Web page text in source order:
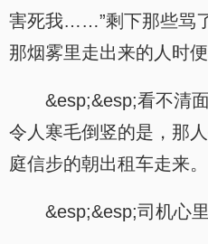
害死我……”剩下那些骂
那烟雾里走出来的人时便
&esp;&esp;看不清
令人寒毛倒竖的是，那
庭信步的朝出租车走来。
&esp;&esp;司机心